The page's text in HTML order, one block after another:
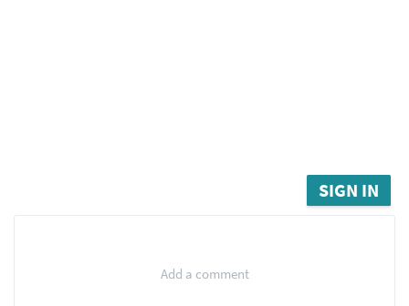
SIGN IN
Add a comment